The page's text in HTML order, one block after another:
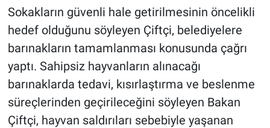
Sokakların güvenli hale getirilmesinin öncelikli
hedef olduğunu söyleyen Çiftçi, belediyelere
barınakların tamamlanması konusunda çağrı
yaptı. Sahipsiz hayvanların alınacağı
barınaklarda tedavi, kısırlaştırma ve beslenme
süreçlerinden geçirileceğini söyleyen Bakan
Çiftçi, hayvan saldırıları sebebiyle yaşanan